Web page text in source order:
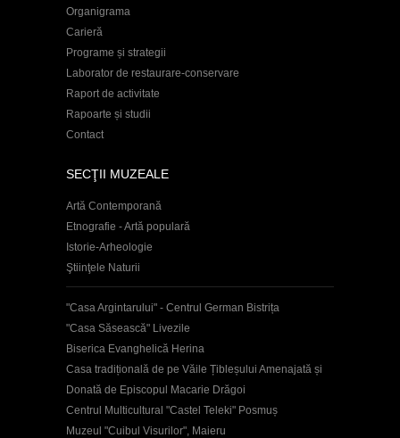
Organigrama
Carieră
Programe și strategii
Laborator de restaurare-conservare
Raport de activitate
Rapoarte și studii
Contact
SECŢII MUZEALE
Artă Contemporană
Etnografie - Artă populară
Istorie-Arheologie
Ştiinţele Naturii
"Casa Argintarului" - Centrul German Bistrița
"Casa Săsească" Livezile
Biserica Evanghelică Herina
Casa tradițională de pe Văile Țibleșului Amenajată și
Donată de Episcopul Macarie Drăgoi
Centrul Multicultural "Castel Teleki" Posmuș
Muzeul "Cuibul Visurilor", Maieru